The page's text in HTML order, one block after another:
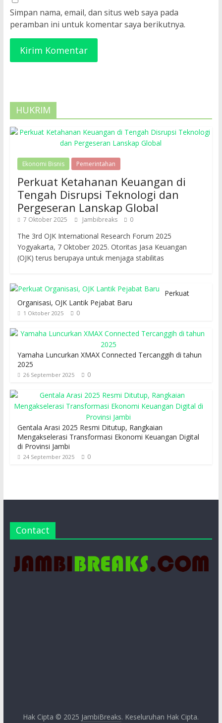
Simpan nama, email, dan situs web saya pada
peramban ini untuk komentar saya berikutnya.
HUKRIM
Ekonomi Bisnis Pemerintahan
Perkuat Ketahanan Keuangan di
Tengah Disrupsi Teknologi dan
Pergeseran Lanskap Global
7 Oktober 2025 Jambibreaks 0
The 3rd OJK International Research Forum 2025
Yogyakarta, 7 Oktober 2025. Otoritas Jasa Keuangan
(OJK) terus berupaya untuk menjaga stabilitas
Perkuat
Organisasi, OJK Lantik Pejabat Baru
1 Oktober 2025 0
Yamaha Luncurkan XMAX Connected Tercanggih di tahun
2025
26 September 2025 0
Gentala Arasi 2025 Resmi Ditutup, Rangkaian
Mengakselerasi Transformasi Ekonomi Keuangan Digital
di Provinsi Jambi
24 September 2025 0
Contact
Hak Cipta © 2025 JambiBreaks. Keseluruhan Hak Cipta.